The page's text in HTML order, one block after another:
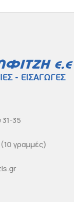
35
γραμμές)